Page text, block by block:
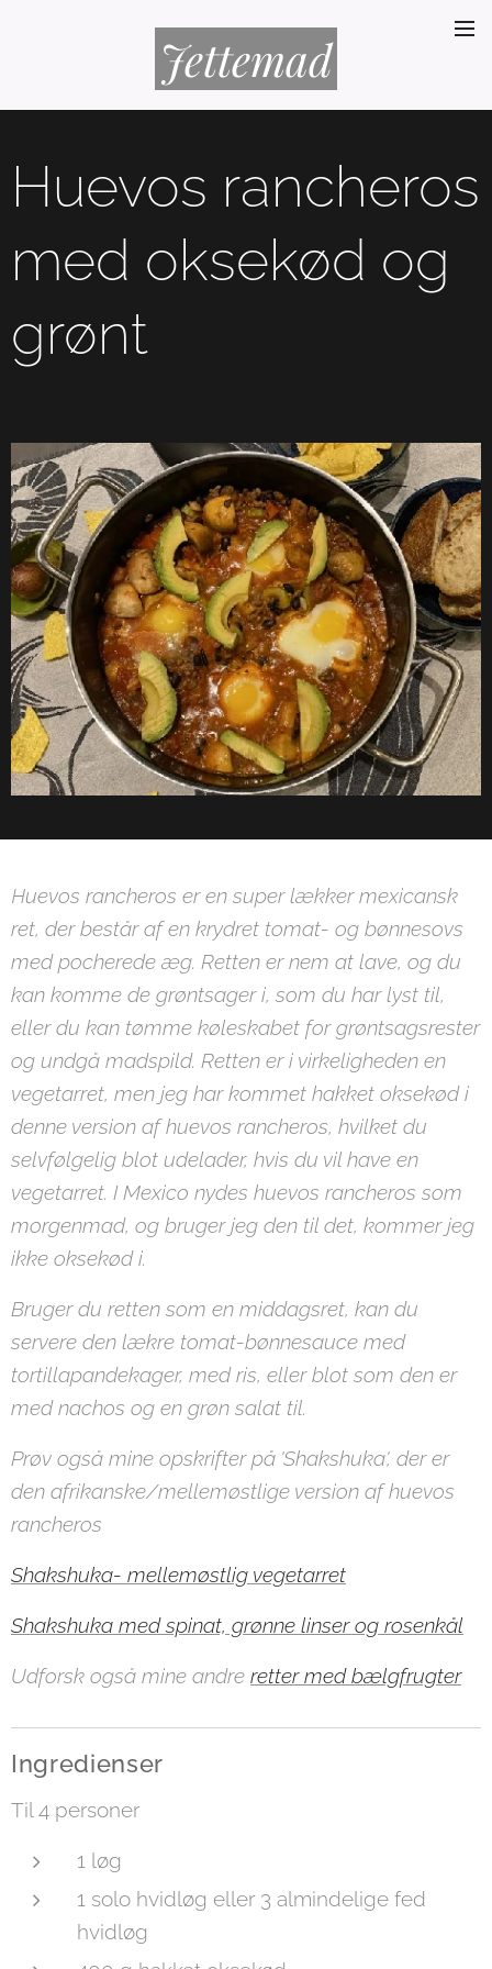
Jettemad
Huevos rancheros
med oksekød og
grønt
Huevos rancheros er en super lækker mexicansk
ret, der består af en krydret tomat- og bønnesovs
med pocherede æg. Retten er nem at lave, og du
kan komme de grøntsager i, som du har lyst til,
eller du kan tømme køleskabet for grøntsagsrester
og undgå madspild. Retten er i virkeligheden en
vegetarret, men jeg har kommet hakket oksekød i
denne version af huevos rancheros, hvilket du
selvfølgelig blot udelader, hvis du vil have en
vegetarret. I Mexico nydes huevos rancheros som
morgenmad, og bruger jeg den til det, kommer jeg
ikke oksekød i.
Bruger du retten som en middagsret, kan du
servere den lækre tomat-bønnesauce med
tortillapandekager, med ris, eller blot som den er
med nachos og en grøn salat til.
Prøv også mine opskrifter på 'Shakshuka', der er
den afrikanske/mellemøstlige version af huevos
rancheros
Shakshuka- mellemøstlig vegetarret
Shakshuka med spinat, grønne linser og rosenkål
Udforsk også mine andre retter med bælgfrugter
Ingredienser
Til 4 personer
1 løg
1 solo hvidløg eller 3 almindelige fed
hvidløg